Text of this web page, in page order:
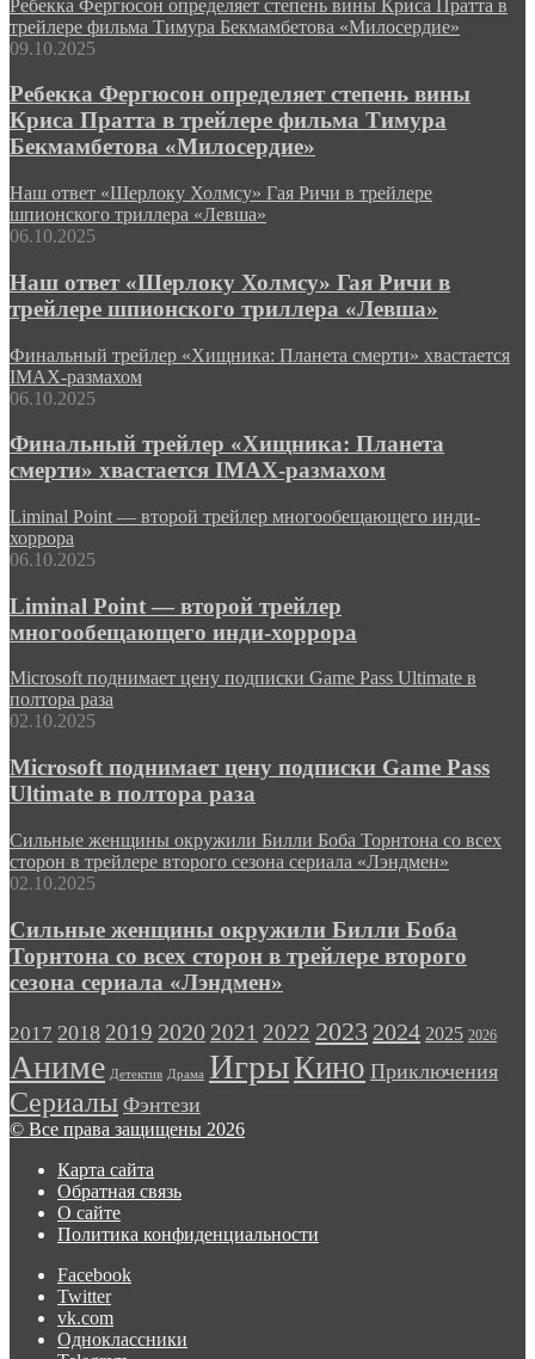
Ребекка Фергюсон определяет степень вины Криса Пратта в
трейлере фильма Тимура Бекмамбетова «Милосердие»
09.10.2025
Ребекка Фергюсон определяет степень вины
Криса Пратта в трейлере фильма Тимура
Бекмамбетова «Милосердие»
Наш ответ «Шерлоку Холмсу» Гая Ричи в трейлере
шпионского триллера «Левша»
06.10.2025
Наш ответ «Шерлоку Холмсу» Гая Ричи в
трейлере шпионского триллера «Левша»
Финальный трейлер «Хищника: Планета смерти» хвастается
IMAX-размахом
06.10.2025
Финальный трейлер «Хищника: Планета
смерти» хвастается IMAX-размахом
Liminal Point — второй трейлер многообещающего инди-
хоррора
06.10.2025
Liminal Point — второй трейлер
многообещающего инди-хоррора
Microsoft поднимает цену подписки Game Pass Ultimate в
полтора раза
02.10.2025
Microsoft поднимает цену подписки Game Pass
Ultimate в полтора раза
Сильные женщины окружили Билли Боба Торнтона со всех
сторон в трейлере второго сезона сериала «Лэндмен»
02.10.2025
Сильные женщины окружили Билли Боба
Торнтона со всех сторон в трейлере второго
сезона сериала «Лэндмен»
2017 2018 2019 2020 2021 2022 2023 2024 2025 2026
Аниме Детектив Драма ИгрыКино Приключения
Сериалы Фэнтези
© Все права защищены 2026
Карта сайта
Обратная связь
О сайте
Политика конфиденциальности
Facebook
Twitter
vk.com
Одноклассники